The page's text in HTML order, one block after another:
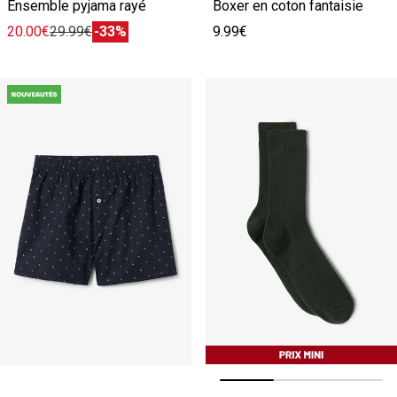
Ensemble pyjama rayé
20.00€29.99€-33%
Boxer en coton fantaisie
9.99€